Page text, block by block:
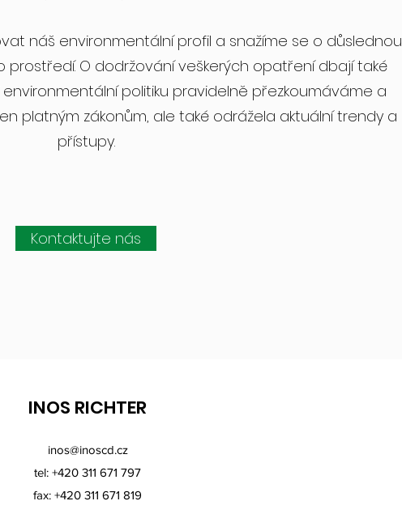
náš environmentální profil a snažíme se o důslednou
prostředí. O dodržování veškerých opatření dbají také
politiku pravidelně přezkoumáváme a
platným zákonům, ale také odrážela aktuální trendy a
přístupy.
Kontaktujte nás
INOS RICHTER
inos@inoscd.cz
tel: +420 311 671 797
fax: +420 311 671 819